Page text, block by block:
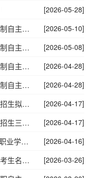
[2026-05-28]
北京农业职业学院2026年五年一贯制自主招生拟录取名单公示 [2026-05-10]
北京农业职业学院2026年五年一贯制自主招生面试名单公示 [2026-05-08]
北京农业职业学院2026年五年一贯制自主招生招生计划 [2026-04-28]
北京农业职业学院2026年五年一贯制自主招生方案 [2026-04-28]
北京农业职业学院2026年高职自主招生拟录名单公示 [2026-04-17]
北京农业职业学院2026年高职自主招生三农考生拟录取名单公示 [2026-04-17]
向全体初中生发出邀请｜北京农业职业学院校园开放日，邀你共启美好未来！ [2026-04-16]
2026年高职自主招生笔试核算满分考生名单公示 [2026-03-26]